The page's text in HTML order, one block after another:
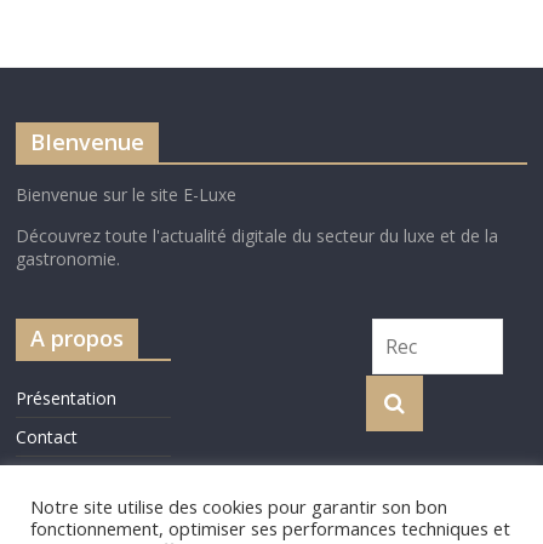
BIenvenue
Bienvenue sur le site E-Luxe
Découvrez toute l'actualité digitale du secteur du luxe et de la
gastronomie.
A propos
Présentation
Contact
Notre site utilise des cookies pour garantir son bon
fonctionnement, optimiser ses performances techniques et